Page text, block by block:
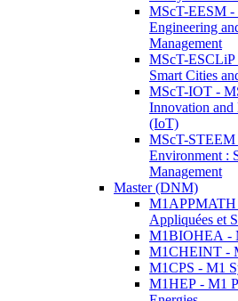
MScT-EESM -
Engineering
Management
MScT-
Smart Cities
MScT-IOT -
Innovation and
(IoT)
MScT-
Environment :
Management
Master (DNM)
M1APPMATH
Appliquées et
M1BIOHEA -
M1CHEINT -
M1CPS - M1
M1HEP - M1